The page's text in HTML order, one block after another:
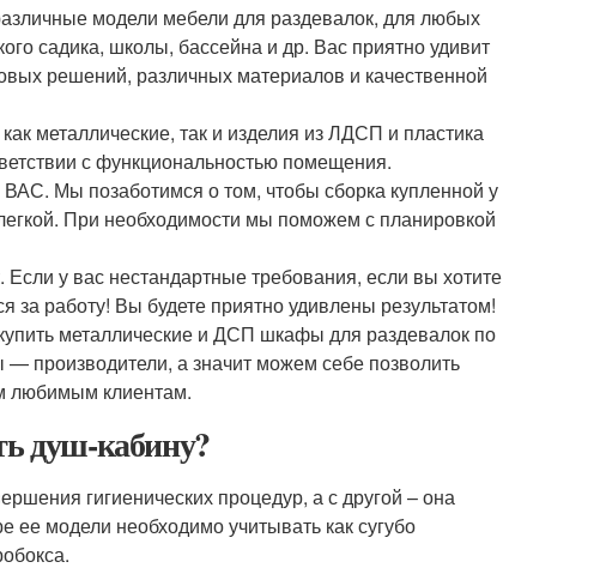
модели мебели для раздевалок, для любых
садика, школы, бассейна и др. Вас приятно удивит
решений, различных материалов и качественной
металлические, так и изделия из ЛДСП и пластика
с функциональностью помещения.
Мы позаботимся о том, чтобы сборка купленной у
При необходимости мы поможем с планировкой
у вас нестандартные требования, если вы хотите
работу! Вы будете приятно удивлены результатом!
металлические и ДСП шкафы для раздевалок по
производители, а значит можем себе позволить
любимым клиентам.
душ-кабину?
гигиенических процедур, а с другой – она
модели необходимо учитывать как сугубо